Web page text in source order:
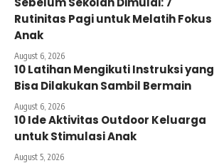
Rutinitas Pagi untuk Melatih Fokus
Anak
August 6, 2026
10 Latihan Mengikuti Instruksi yang
Bisa Dilakukan Sambil Bermain
August 6, 2026
10 Ide Aktivitas Outdoor Keluarga
untuk Stimulasi Anak
August 5, 2026